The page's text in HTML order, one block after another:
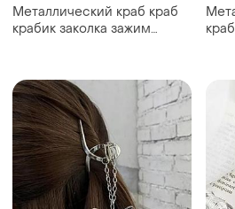
Металлический краб краб
крабик заколка зажим